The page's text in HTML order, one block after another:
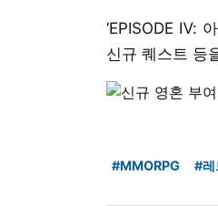
‘EPISODE Ⅳ:
신규 퀘스트 등
#MMORPG #레